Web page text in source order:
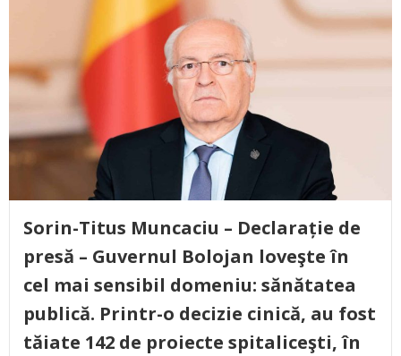
Sorin-Titus Muncaciu – Declarație de
presă – Guvernul Bolojan loveşte în
cel mai sensibil domeniu: sănătatea
publică. Printr-o decizie cinică, au fost
tăiate 142 de proiecte spitaliceşti, în